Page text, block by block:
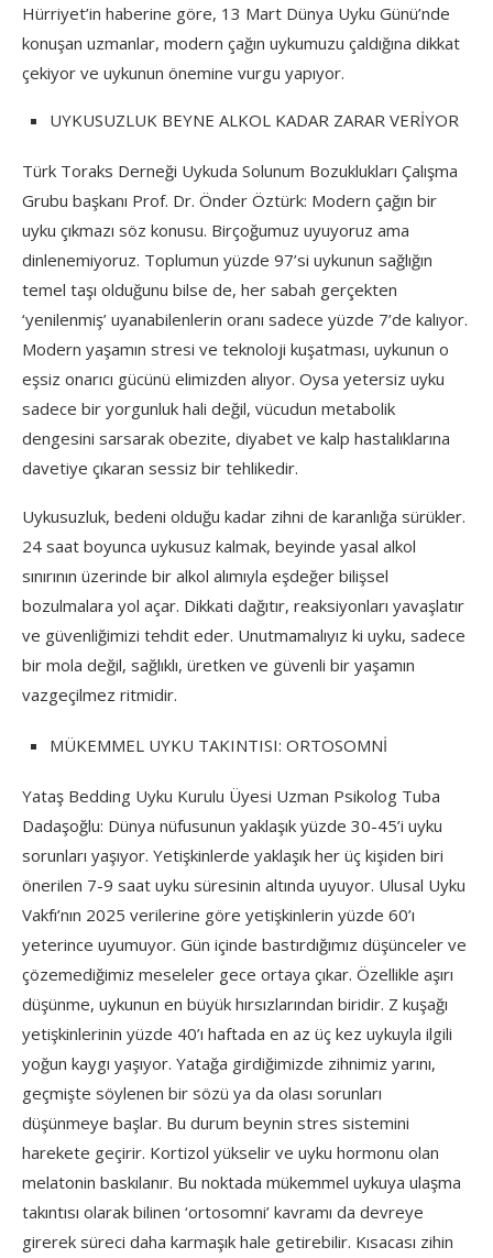
Hürriyet’in haberine göre, 13 Mart Dünya Uyku Günü’nde
konuşan uzmanlar, modern çağın uykumuzu çaldığına dikkat
çekiyor ve uykunun önemine vurgu yapıyor.
UYKUSUZLUK BEYNE ALKOL KADAR ZARAR VERİYOR
Türk Toraks Derneği Uykuda Solunum Bozuklukları Çalışma
Grubu başkanı Prof. Dr. Önder Öztürk: Modern çağın bir
uyku çıkmazı söz konusu. Birçoğumuz uyuyoruz ama
dinlenemiyoruz. Toplumun yüzde 97’si uykunun sağlığın
temel taşı olduğunu bilse de, her sabah gerçekten
‘yenilenmiş’ uyanabilenlerin oranı sadece yüzde 7’de kalıyor.
Modern yaşamın stresi ve teknoloji kuşatması, uykunun o
eşsiz onarıcı gücünü elimizden alıyor. Oysa yetersiz uyku
sadece bir yorgunluk hali değil, vücudun metabolik
dengesini sarsarak obezite, diyabet ve kalp hastalıklarına
davetiye çıkaran sessiz bir tehlikedir.
Uykusuzluk, bedeni olduğu kadar zihni de karanlığa sürükler.
24 saat boyunca uykusuz kalmak, beyinde yasal alkol
sınırının üzerinde bir alkol alımıyla eşdeğer bilişsel
bozulmalara yol açar. Dikkati dağıtır, reaksiyonları yavaşlatır
ve güvenliğimizi tehdit eder. Unutmamalıyız ki uyku, sadece
bir mola değil, sağlıklı, üretken ve güvenli bir yaşamın
vazgeçilmez ritmidir.
MÜKEMMEL UYKU TAKINTISI: ORTOSOMNİ
Yataş Bedding Uyku Kurulu Üyesi Uzman Psikolog Tuba
Dadaşoğlu: Dünya nüfusunun yaklaşık yüzde 30-45’i uyku
sorunları yaşıyor. Yetişkinlerde yaklaşık her üç kişiden biri
önerilen 7-9 saat uyku süresinin altında uyuyor. Ulusal Uyku
Vakfı’nın 2025 verilerine göre yetişkinlerin yüzde 60’ı
yeterince uyumuyor. Gün içinde bastırdığımız düşünceler ve
çözemediğimiz meseleler gece ortaya çıkar. Özellikle aşırı
düşünme, uykunun en büyük hırsızlarından biridir. Z kuşağı
yetişkinlerinin yüzde 40’ı haftada en az üç kez uykuyla ilgili
yoğun kaygı yaşıyor. Yatağa girdiğimizde zihnimiz yarını,
geçmişte söylenen bir sözü ya da olası sorunları
düşünmeye başlar. Bu durum beynin stres sistemini
harekete geçirir. Kortizol yükselir ve uyku hormonu olan
melatonin baskılanır. Bu noktada mükemmel uykuya ulaşma
takıntısı olarak bilinen ‘ortosomni’ kavramı da devreye
girerek süreci daha karmaşık hale getirebilir. Kısacası zihin